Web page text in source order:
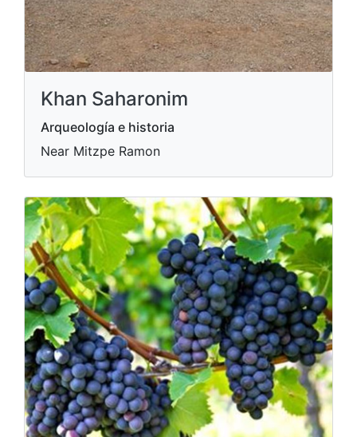
Khan Saharonim
Arqueología e historia
Near Mitzpe Ramon